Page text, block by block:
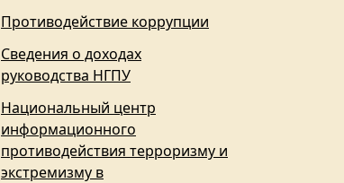
Противодействие коррупции
Сведения о доходах
руководства НГПУ
Национальный центр
информационного
противодействия терроризму и
экстремизму в